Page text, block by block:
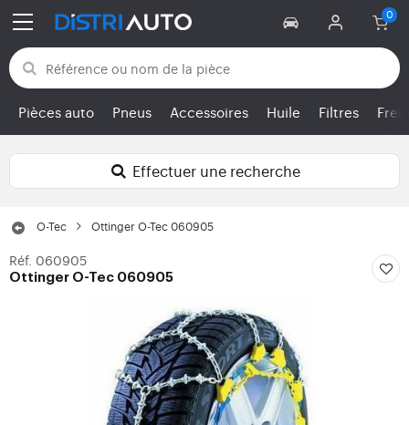
Retour aux catégories
Pièces auto Pneus Accessoires Huile Filtres
Effectuer une recherche
O-Tec Ottinger O-Tec 060905
Réf. 060905
Ottinger O-Tec 060905